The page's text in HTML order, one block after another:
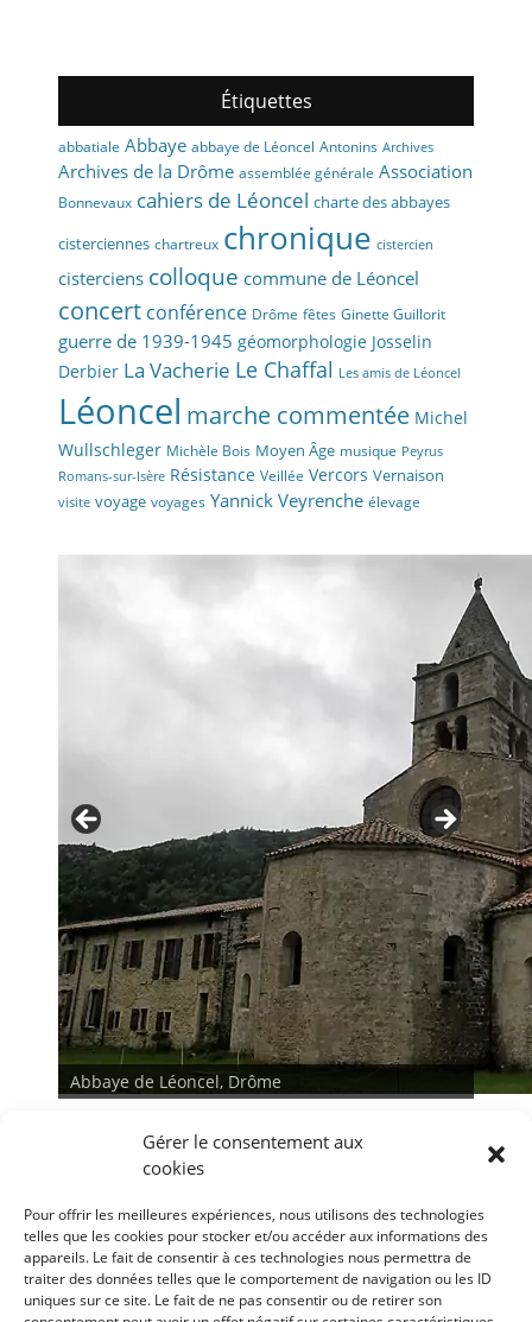
Gérer le consentement aux
cookies
Pour offrir les meilleures expériences, nous utilisons des technologies
telles que les cookies pour stocker et/ou accéder aux informations des
appareils. Le fait de consentir à ces technologies nous permettra de
traiter des données telles que le comportement de navigation ou les ID
uniques sur ce site. Le fait de ne pas consentir ou de retirer son
Étiquettes
abbatiale Abbaye abbaye de Léoncel Antonins Archives
Archives de la Drôme assemblée générale Association
Bonnevaux cahiers de Léoncel charte des abbayes
cisterciennes chartreux chronique cistercien
cisterciens colloque commune de Léoncel
concert conférence Drôme fêtes Ginette Guillorit
guerre de 1939-1945 géomorphologie Josselin
Derbier La Vacherie Le Chaffal Les amis de Léoncel
Léoncel marche commentée Michel
Wullschleger Michèle Bois Moyen Âge musique Peyrus
Romans-sur-Isère Résistance Veillée Vercors Vernaison
visite voyage voyages Yannick Veyrenche élevage
Abbaye de Léoncel, Drôme
Abbaye de Léoncel, Drôme
< >